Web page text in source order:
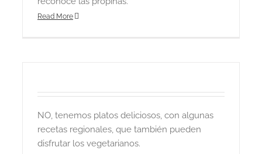
Read More
NO, tenemos platos deliciosos, con algunas
recetas regionales, que también pueden
disfrutar los vegetarianos.